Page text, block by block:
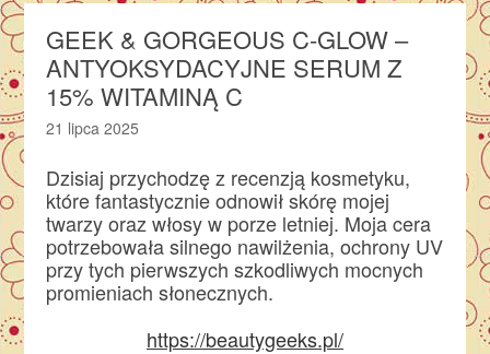
GEEK & GORGEOUS C-GLOW –
ANTYOKSYDACYJNE SERUM Z
15% WITAMINĄ C
21 lipca 2025
Dzisiaj przychodzę z recenzją kosmetyku,
które fantastycznie odnowił skórę mojej
twarzy oraz włosy w porze letniej. Moja cera
potrzebowała silnego nawilżenia, ochrony UV
przy tych pierwszych szkodliwych mocnych
promieniach słonecznych.
https://beautygeeks.pl/